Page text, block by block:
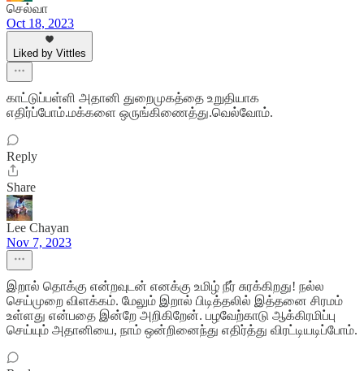
செல்வா
Oct 18, 2023
Liked by Vittles
காட்டுப்பள்ளி அதானி துறைமுகத்தை உறுதியாக
எதிர்ப்போம்.மக்களை ஒருங்கிணைத்து.வெல்வோம்.
Reply
Share
Lee Chayan
Nov 7, 2023
இறால் தொக்கு என்றவுடன் எனக்கு உமிழ் நீர் சுரக்கிறது! நல்ல
செய்முறை விளக்கம். மேலும் இறால் பிடித்தலில் இத்தனை சிரமம்
உள்ளது என்பதை இன்றே அறிகிறேன். பழவேற்காடு ஆக்கிரமிப்பு
செய்யும் அதானியை, நாம் ஒன்றினைந்து எதிர்த்து விரட்டியடிப்போம்.